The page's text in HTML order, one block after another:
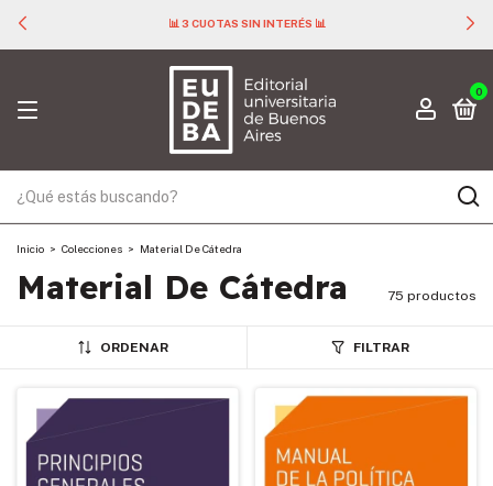
📊 3 CUOTAS SIN INTERÉS 📊
0
Inicio > Colecciones > Material De Cátedra
Material De Cátedra 75 productos
ORDENAR FILTRAR